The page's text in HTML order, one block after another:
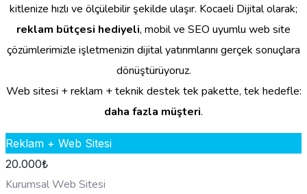
kitlenize hızlı ve ölçülebilir şekilde ulaşır. Kocaeli Dijital olarak;
reklam bütçesi hediyeli, mobil ve SEO uyumlu web site
çözümlerimizle işletmenizin dijital yatırımlarını gerçek sonuçlara
dönüştürüyoruz.
Web sitesi + reklam + teknik destek tek pakette, tek hedefle:
daha fazla müşteri.
Reklam + Web Sitesi
20.000₺
Kurumsal Web Sitesi